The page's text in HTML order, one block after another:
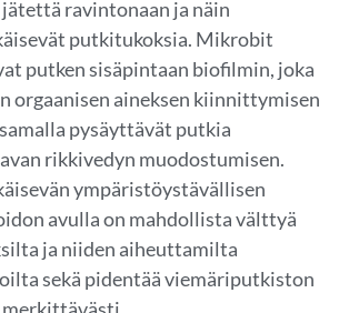
ravintonaan ja näin
putkitukoksia. Mikrobit
putken sisäpintaan biofilmin, joka
orgaanisen aineksen kiinnittymisen
pysäyttävät putkia
rikkivedyn muodostumisen.
ympäristöystävällisen
avulla on mahdollista välttyä
ja niiden aiheuttamilta
sekä pidentää viemäriputkiston